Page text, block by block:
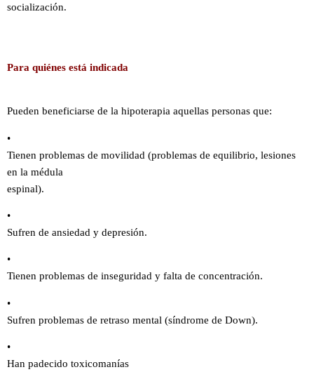
socialización.
Para quiénes está indicada
Pueden beneficiarse de la hipoterapia aquellas personas que:
•
Tienen problemas de movilidad (problemas de equilibrio, lesiones
en la médula
espinal).
•
Sufren de ansiedad y depresión.
•
Tienen problemas de inseguridad y falta de concentración.
•
Sufren problemas de retraso mental (síndrome de Down).
•
Han padecido toxicomanías